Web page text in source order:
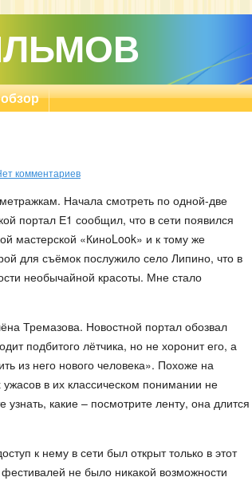
комментариев
Начала смотреть по одной-две
портал Е1 сообщил, что в сети появился
мастерской «КиноLook» и к тому же
для съёмок послужило село Липино, что в
необычайной красоты. Мне стало
Тремазова. Новостной портал обозвал
подбитого лётчика, но не хоронит его, а
из него нового человека». Похоже на
в их классическом понимании не
какие – посмотрите ленту, она длится
к нему в сети был открыт только в этот
не было никакой возможности